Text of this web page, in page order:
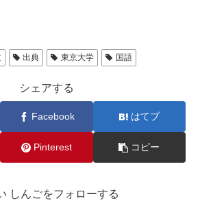
出典 東京大学 国語
シェアする
Facebook はてブ
Pinterest コピー
しんごをフォローする